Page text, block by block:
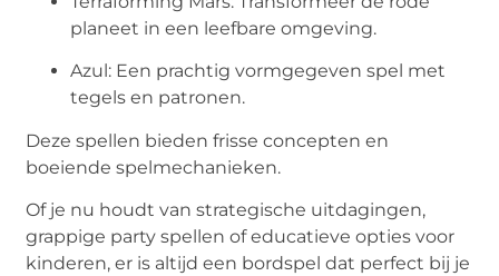
planeet in een leefbare omgeving.
Azul: Een prachtig vormgegeven spel met
tegels en patronen.
Deze spellen bieden frisse concepten en
boeiende spelmechanieken.
Of je nu houdt van strategische uitdagingen,
grappige party spellen of educatieve opties voor
kinderen, er is altijd een bordspel dat perfect bij je